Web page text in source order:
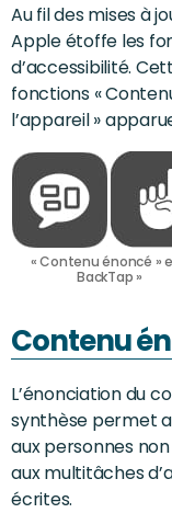
Au fil des mises à
Apple étoffe les
d’accessibilité.
fonctions «
l’appareil »
« Contenu énoncé »
BackTap »
Contenu
L’énonciation du
synthèse permet
aux personnes
aux multitâches
écrites.